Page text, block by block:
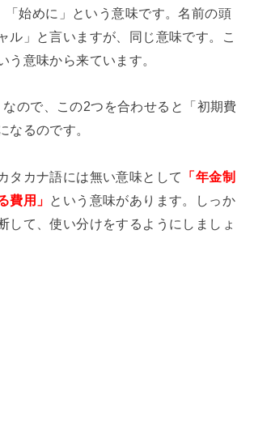
「始めに」という意味です。名前の頭
ル」と言いますが、同じ意味です。こ
う意味から来ています。
なので、この2つを合わせると「初期費
なるのです。
タカナ語には無い意味として
「年金制
費用」 という意味があります。しっか
して、使い分けをするようにしましょ